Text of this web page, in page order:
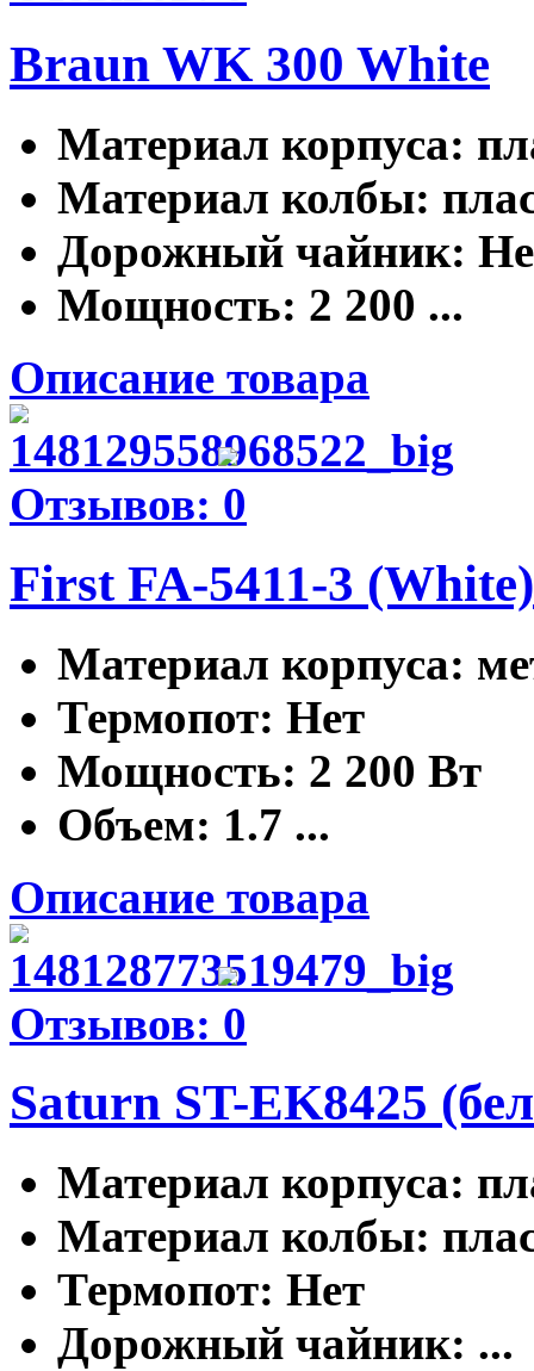
Braun WK 300 White
Материал корпуса:
Материал колбы:
Дорожный чайник:
Мощность: 2 200 ...
Описание товара
Отзывов: 0
First FA-5411-3 (White)
Материал корпуса:
Термопот: Нет
Мощность: 2 200 Вт
Объем: 1.7 ...
Описание товара
Отзывов: 0
Saturn ST-EK8425
Материал корпуса:
Материал колбы:
Термопот: Нет
Дорожный чайник: ...